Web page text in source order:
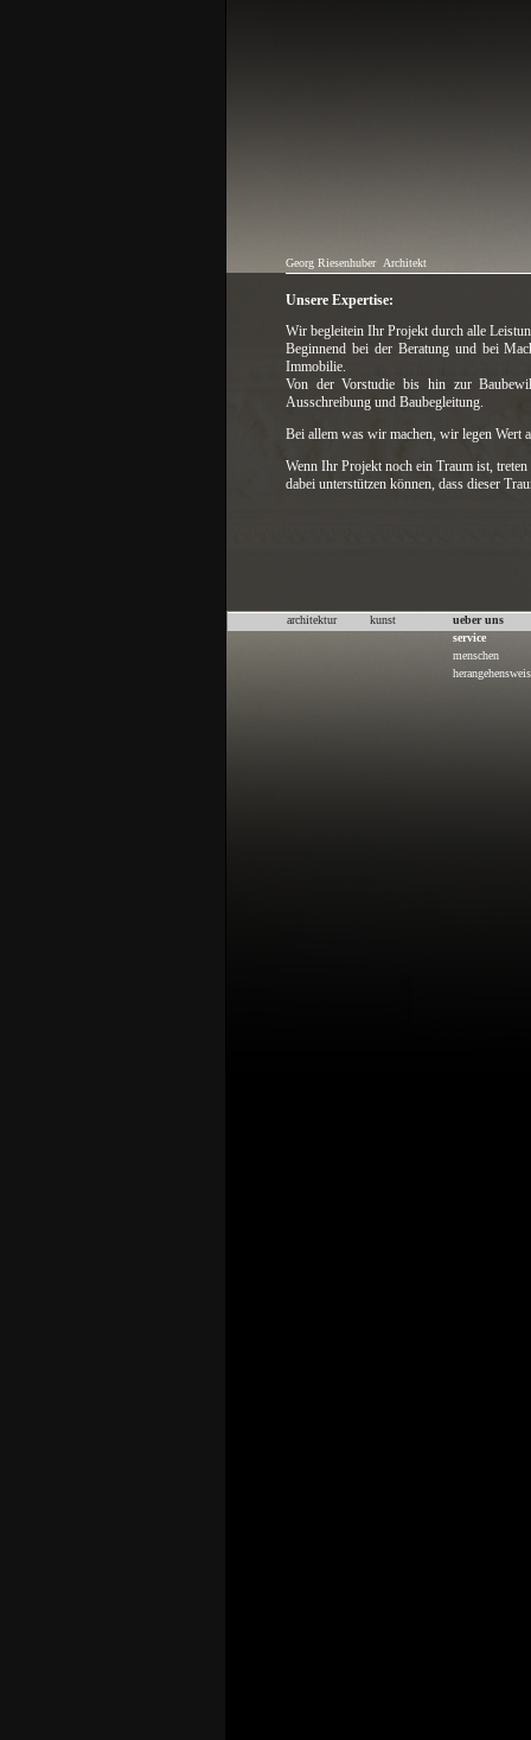
Georg Riesenhuber Architekt
Unsere Expertise:
Wir begleitein Ihr Projekt durch alle
Beginnend bei der Beratung und bei
Immobilie.
Von der Vorstudie bis hin zur
Ausschreibung und Baubegleitung.
Bei allem was wir machen, wir legen Wert
Wenn Ihr Projekt noch ein Traum ist,
dabei unterstützen können, dass dieser
architektur kunst
ueber uns
service
menschen